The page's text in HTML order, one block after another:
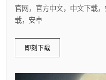
官网，官方中文，中文下载
载，安卓
即刻下载